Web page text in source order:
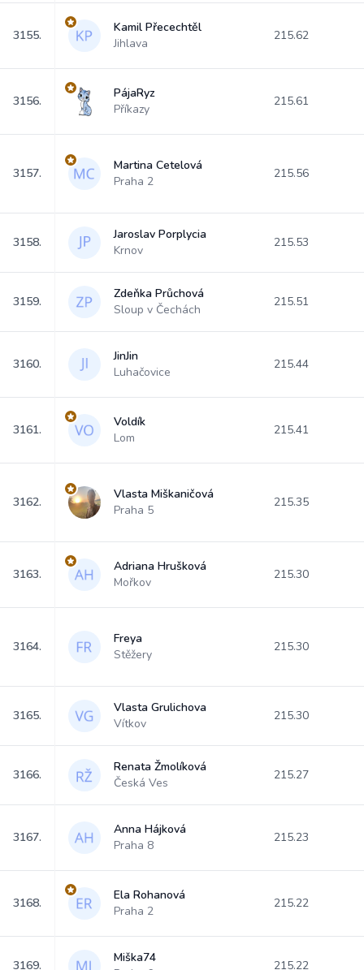
3155.
Kamil Přecechtěl
Jihlava
215.62
3156.
PájaRyz
Příkazy
215.61
3157.
Martina Cetelová
Praha 2
215.56
3158.
Jaroslav Porplycia
Krnov
215.53
3159.
Zdeňka Průchová
Sloup v Čechách
215.51
3160.
JinJin
Luhačovice
215.44
3161.
Voldík
Lom
215.41
3162.
Vlasta Miškaničová
Praha 5
215.35
3163.
Adriana Hrušková
Mořkov
215.30
3164.
Freya
Stěžery
215.30
3165.
Vlasta Grulichova
Vítkov
215.30
3166.
Renata Žmolíková
Česká Ves
215.27
3167.
Anna Hájková
Praha 8
215.23
3168.
Ela Rohanová
Praha 2
215.22
3169.
Miška74
215.22